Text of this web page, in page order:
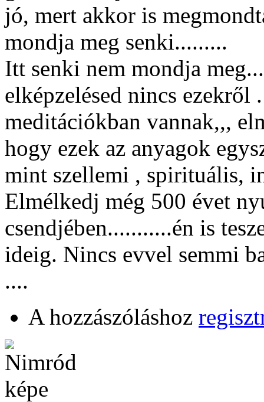
jó, mert akkor is
mondja meg senki.........
Itt senki nem mondja
elképzelésed nincs
meditációkban vannak,,,
hogy ezek az anyagok
mint szellemi , spirituális,
Elmélkedj még 500 évet
csendjében...........én is
ideig. Nincs evvel semmi
....
A hozzászóláshoz